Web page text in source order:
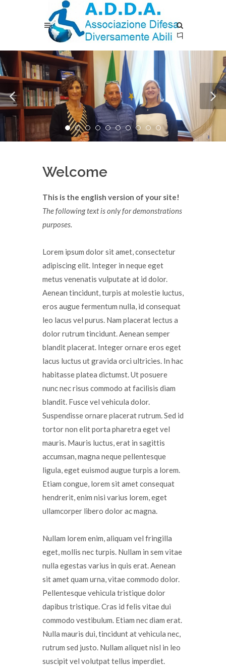
Welcome
This is the english version of your site!
The following text is only for demonstrations
purposes.
Lorem ipsum dolor sit amet, consectetur
adipiscing elit. Integer in neque eget
metus venenatis vulputate at id dolor.
Aenean tincidunt, turpis at molestie luctus,
eros augue fermentum nulla, id consequat
leo lacus vel purus. Nam placerat lectus a
dolor rutrum tincidunt. Aenean semper
blandit placerat. Integer ornare eros eget
lacus luctus ut gravida orci ultricies. In hac
habitasse platea dictumst. Ut posuere
nunc nec risus commodo at facilisis diam
blandit. Fusce vel vehicula dolor.
Suspendisse ornare placerat rutrum. Sed id
tortor non elit porta pharetra eget vel
mauris. Mauris luctus, erat in sagittis
accumsan, magna neque pellentesque
ligula, eget euismod augue turpis a lorem.
Etiam congue, lorem sit amet consequat
hendrerit, enim nisi varius lorem, eget
ullamcorper libero dolor ac magna.
Nullam lorem enim, aliquam vel fringilla
eget, mollis nec turpis. Nullam in sem vitae
nulla egestas varius in quis erat. Aenean
sit amet quam urna, vitae commodo dolor.
Pellentesque vehicula tristique dolor
dapibus tristique. Cras id felis vitae dui
commodo vestibulum. Etiam nec diam erat.
Nulla mauris dui, tincidunt at vehicula nec,
rutrum sed justo. Nullam aliquet nisl in leo
suscipit vel volutpat tellus imperdiet.